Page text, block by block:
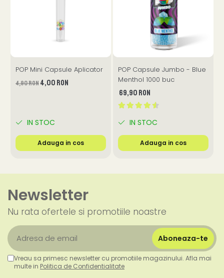
POP Mini Capsule Aplicator
4,90 RON4,00 RON
IN STOC
Adauga in cos
POP Capsule Jumbo - Blue
Menthol 1000 buc
69,90 RON
IN STOC
Adauga in cos
Newsletter
Nu rata ofertele si promotiile noastre
Vreau sa primesc newsletter cu promotiile magazinului. Afla mai
multe in Politica de Confidentialitate